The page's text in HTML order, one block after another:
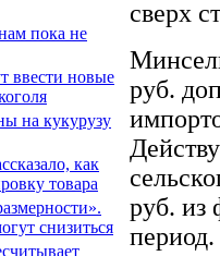
пока не
ввести новые
на кукурузу
как
товара
снизиться
сверх
руб.
руб. из
период.